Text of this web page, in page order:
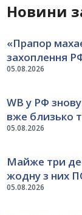
Новини
05.08.2026
«Прапор
захоплення
05.08.2026
WB у РФ знову
вже близько
05.08.2026
Майже три
жодну з них